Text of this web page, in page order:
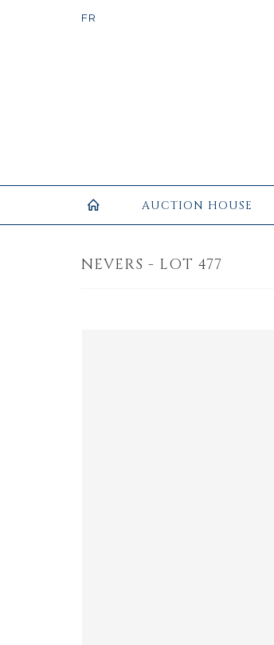
AUCTION HOUSE
NEVERS - LOT 477